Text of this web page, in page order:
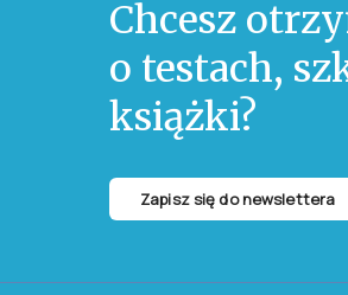
Chcesz
o testach,
książki?
Zapisz się do newslettera